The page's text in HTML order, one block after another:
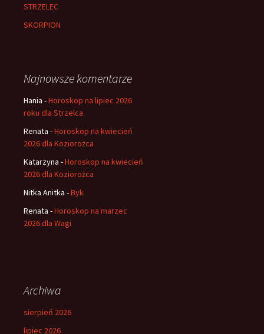
STRZELEC
SKORPION
Najnowsze komentarze
Hania -Horoskop na lipiec 2026
roku dla Strzelca
Renata -Horoskop na kwiecień
2026 dla Koziorożca
Katarzyna -Horoskop na kwiecień
2026 dla Koziorożca
Nitka Anitka -Byk
Renata -Horoskop na marzec
2026 dla Wagi
Archiwa
sierpień 2026
lipiec 2026